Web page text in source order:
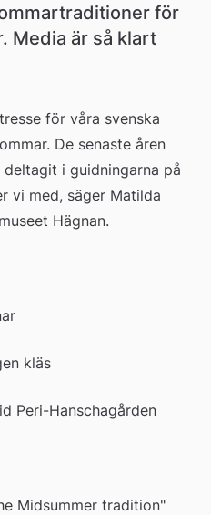
för
Media är så klart
för våra svenska
De senaste åren
i guidningarna på
vi med, säger Matilda
Hägnan.
kläs
Peri-Hanschagården
Midsummer tradition"